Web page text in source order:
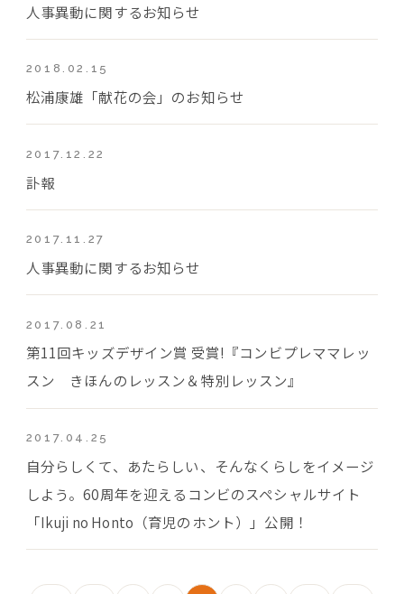
人事異動に関するお知らせ
2018.02.15
松浦康雄「献花の会」のお知らせ
2017.12.22
訃報
2017.11.27
人事異動に関するお知らせ
2017.08.21
第11回キッズデザイン賞 受賞!『コンビプレママレッ
スン きほんのレッスン＆特別レッスン』
2017.04.25
自分らしくて、あたらしい、そんなくらしをイメージ
しよう。60周年を迎えるコンビのスペシャルサイト
「Ikuji no Honto（育児のホント）」公開！